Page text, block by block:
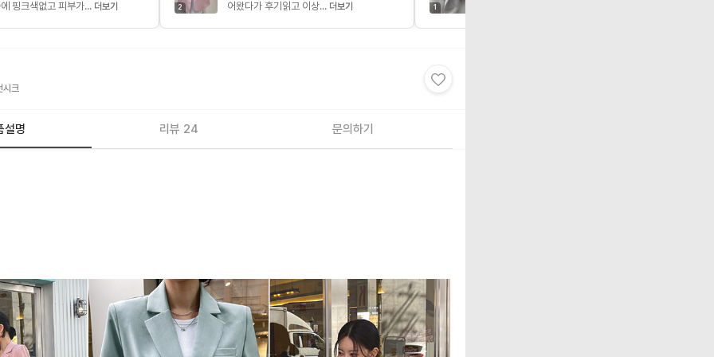
핑크색없고 피부가... 더보기 2 어왔다가 후기읽고 이상... 더보기 1
시크
설명 리뷰 24 문의하기